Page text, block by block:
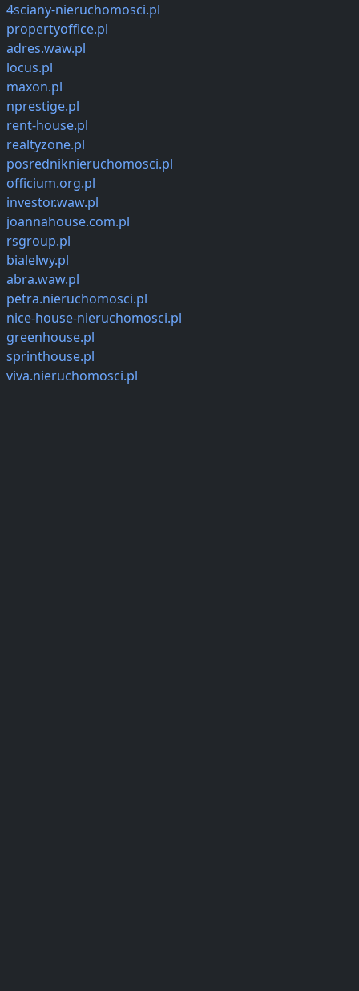
4sciany-nieruchomosci.pl
propertyoffice.pl
adres.waw.pl
locus.pl
maxon.pl
nprestige.pl
rent-house.pl
realtyzone.pl
posredniknieruchomosci.pl
officium.org.pl
investor.waw.pl
joannahouse.com.pl
rsgroup.pl
bialelwy.pl
abra.waw.pl
petra.nieruchomosci.pl
nice-house-nieruchomosci.pl
greenhouse.pl
sprinthouse.pl
viva.nieruchomosci.pl